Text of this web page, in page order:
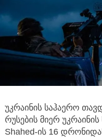
უკრაინის საჰაერო
რუსების მიერ
Shahed-ის 16